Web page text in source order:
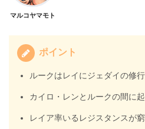
マルコヤマモト
ポイント
ルークはレイにジェダイの修
カイロ・レンとルークの間に
レイア率いるレジスタンスが